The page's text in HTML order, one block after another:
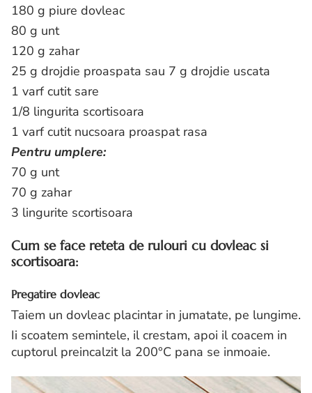
180 g piure dovleac
80 g unt
120 g zahar
25 g drojdie proaspata sau 7 g drojdie uscata
1 varf cutit sare
1/8 lingurita scortisoara
1 varf cutit nucsoara proaspat rasa
Pentru umplere:
70 g unt
70 g zahar
3 lingurite scortisoara
Cum se face reteta de rulouri cu dovleac si
scortisoara:
Pregatire dovleac
Taiem un dovleac placintar in jumatate, pe lungime.
Ii scoatem semintele, il crestam, apoi il coacem in
cuptorul preincalzit la 200°C pana se inmoaie.